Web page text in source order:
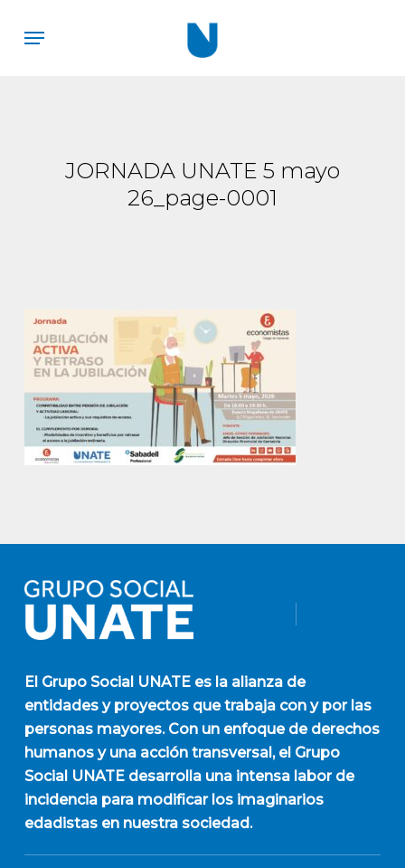
Menu
JORNADA UNATE 5 mayo
26_page-0001
El Grupo Social UNATEes la alianza de
entidades y proyectos que trabaja con y por las
personas mayores. Con un enfoque de derechos
humanos y una acción transversal, el Grupo
Social UNATE desarrolla una intensa labor de
incidencia para modificar los imaginarios
edadistas en nuestra sociedad.